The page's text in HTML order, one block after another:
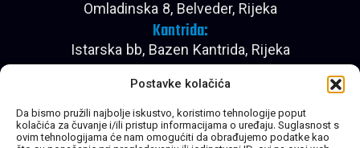
Postavke kolačića
Da bismo pružili najbolje iskustvo, koristimo tehnologije poput
kolačića za čuvanje i/ili pristup informacijama o uređaju. Suglasnost s
ovim tehnologijama će nam omogućiti da obrađujemo podatke kao
Omladinska 8, Belveder, Rijeka
Kantrida:
Istarska bb, Bazen Kantrida, Rijeka
Pon - Pet:
08:00 - 22:30
Subota:
08:00 - 20:30